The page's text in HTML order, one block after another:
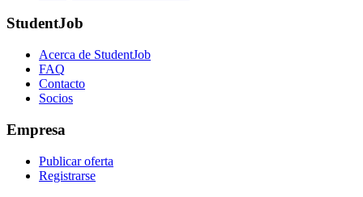
StudentJob
Acerca de StudentJob
FAQ
Contacto
Socios
Empresa
Publicar oferta
Registrarse